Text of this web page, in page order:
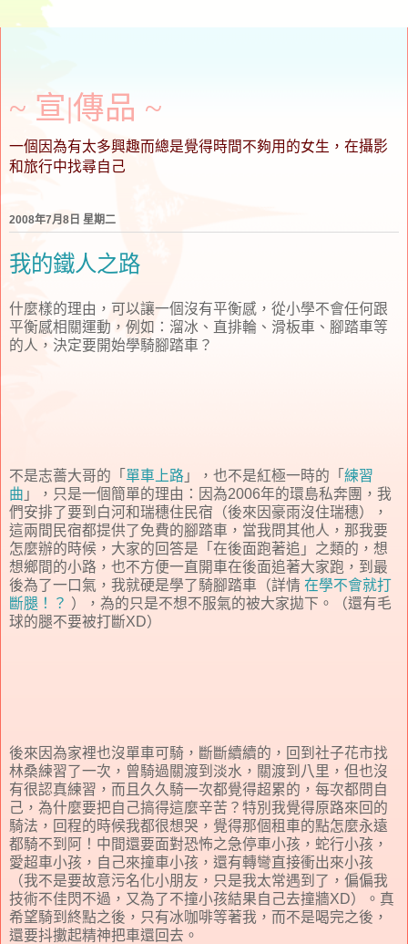
~ 宣∣傳品 ~
一個因為有太多興趣而總是覺得時間不夠用的女生，在攝影
和旅行中找尋自己
2008年7月8日 星期二
我的鐵人之路
什麼樣的理由，可以讓一個沒有平衡感，從小學不會任何跟
平衡感相關運動，例如：溜冰、直排輪、滑板車、腳踏車等
的人，決定要開始學騎腳踏車？
不是志薔大哥的「 單車上路 」，也不是紅極一時的「 練習
曲 」，只是一個簡單的理由：因為2006年的環島私奔團，我
們安排了要到白河和瑞穗住民宿（後來因豪雨沒住瑞穗），
這兩間民宿都提供了免費的腳踏車，當我問其他人，那我要
怎麼辦的時候，大家的回答是「在後面跑著追」之類的，想
想鄉間的小路，也不方便一直開車在後面追著大家跑，到最
後為了一口氣，我就硬是學了騎腳踏車（詳情 在學不會就打
斷腿！？ ），為的只是不想不服氣的被大家拋下。（還有毛
球的腿不要被打斷XD）
後來因為家裡也沒單車可騎，斷斷續續的，回到社子花市找
林桑練習了一次，曾騎過關渡到淡水，關渡到八里，但也沒
有很認真練習，而且久久騎一次都覺得超累的，每次都問自
己，為什麼要把自己搞得這麼辛苦？特別我覺得原路來回的
騎法，回程的時候我都很想哭，覺得那個租車的點怎麼永遠
都騎不到阿！中間還要面對恐怖之急停車小孩，蛇行小孩，
愛超車小孩，自己來撞車小孩，還有轉彎直接衝出來小孩
（我不是要故意污名化小朋友，只是我太常遇到了，偏偏我
技術不佳閃不過，又為了不撞小孩結果自己去撞牆XD）。真
希望騎到終點之後，只有冰咖啡等著我，而不是喝完之後，
還要抖擻起精神把車還回去。